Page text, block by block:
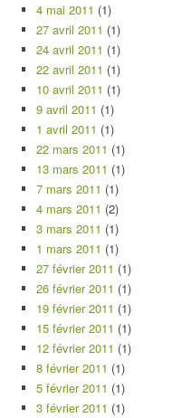
4 mai 2011 (1)
27 avril 2011 (1)
24 avril 2011 (1)
22 avril 2011 (1)
10 avril 2011 (1)
9 avril 2011 (1)
1 avril 2011 (1)
22 mars 2011 (1)
13 mars 2011 (1)
7 mars 2011 (1)
4 mars 2011 (2)
3 mars 2011 (1)
1 mars 2011 (1)
27 février 2011 (1)
26 février 2011 (1)
19 février 2011 (1)
15 février 2011 (1)
12 février 2011 (1)
8 février 2011 (1)
5 février 2011 (1)
3 février 2011 (1)